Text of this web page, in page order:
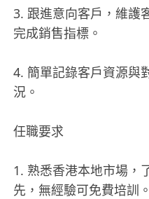
3. 跟進意向客戶，維護
完成銷售指標。
4. 簡單記錄客戶資源與
況。
任職要求
1. 熟悉香港本地市場，
先，無經驗可免費培訓。